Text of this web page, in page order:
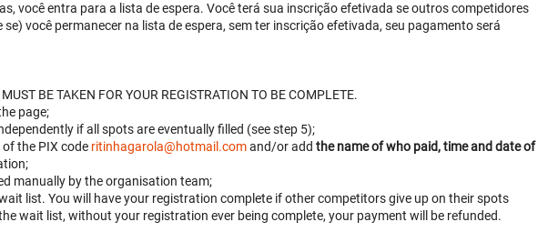
você entra para a lista de espera. Você terá sua inscrição efetivada se outros competidores
você permanecer na lista de espera, sem ter inscrição efetivada, seu pagamento será
BE TAKEN FOR YOUR REGISTRATION TO BE COMPLETE.
page;
if all spots are eventually filled (see step 5);
the PIX code ritinhagarola@hotmail.comand/or add the name of who paid, time and date of
manually by the organisation team;
list. You will have your registration complete if other competitors give up on their spots
wait list, without your registration ever being complete, your payment will be refunded.